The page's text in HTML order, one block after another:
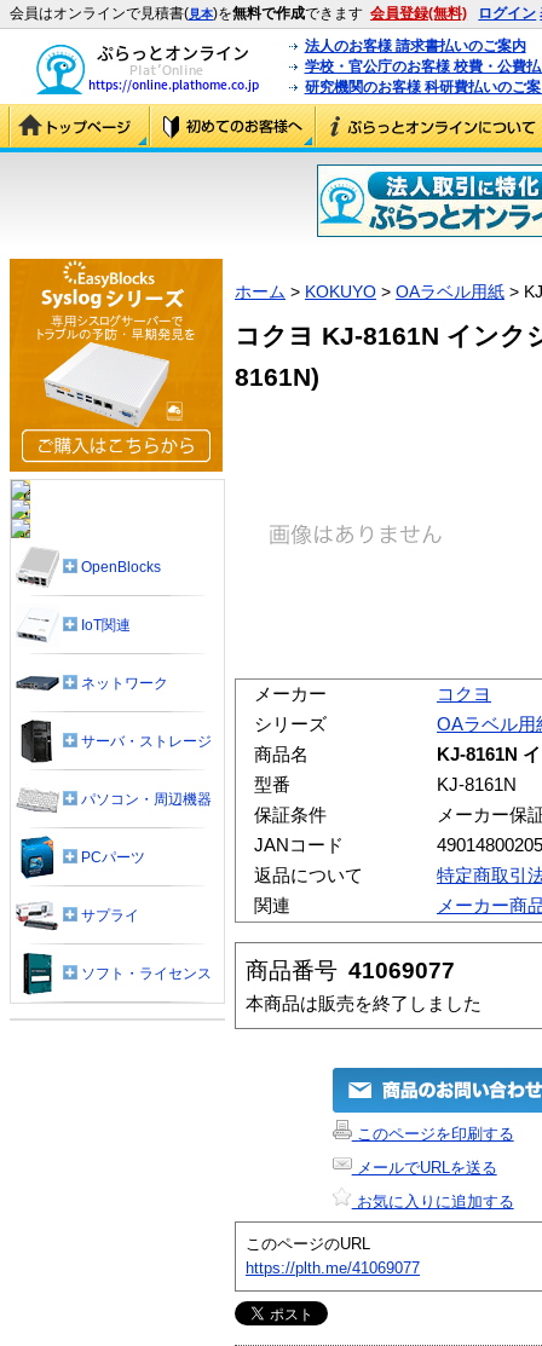
会員はオンラインで見積書(見本)を無料で作成できます 会員登録(無料) ログイン
法人のお客様 請求書払いのご案内
学校・官公庁のお客様 校費・公費
研究機関のお客様 科研費払いのご
ホーム > KOKUYO > OAラベル用紙 >
コクヨ KJ-8161N インク
8161N)
メーカー
コクヨ
シリーズ
OAラベル用
商品名
KJ-8161N
型番
KJ-8161N
保証条件
メーカー保
JANコード
返品について
特定商取引
関連
メーカー商
商品番号 41069077
本商品は販売を終了しました
このページを印刷する
メールでURLを送る
お気に入りに追加する
このページのURL
https://plth.me/41069077
OpenBlocks
IoT関連
ネットワーク
サーバ・ストレージ
パソコン・周辺機器
PCパーツ
サプライ
ソフト・ライセンス